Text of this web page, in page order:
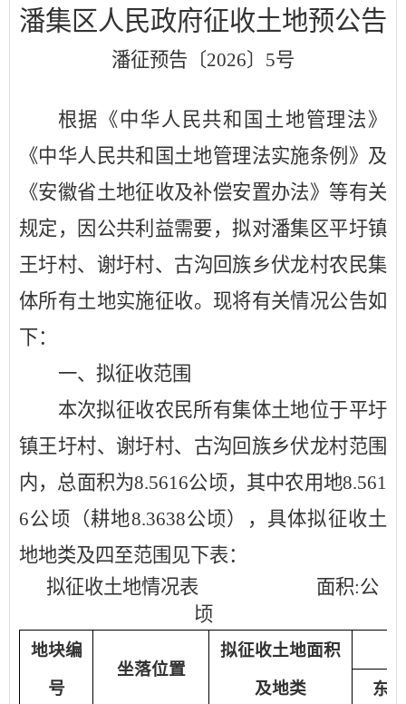
潘集区人民政府征收土地预公告
潘征预告〔2026〕5号
根据《中华人民共和国土地管理法》
《中华人民共和国土地管理法实施条例》 及
《安徽省土地征收及补偿安置办法》等有关
规定，因公共利益需要，拟对潘集区平圩镇
王圩村、 谢圩村、古沟回族乡伏龙村农民集
体所有土地实施征收。现将有关情况公告如
下：
一、 拟征收范围
本次拟征收农民所有集体土地位于平圩
镇王圩村、 谢圩村、古沟回族乡伏龙村范围
内， 总面积为8.5616公顷，其中农用地8.561
6公顷（耕地8.3638公顷）， 具体拟征收土
地地类及四至范围见下表：
拟征收土地情况表
面积:公
顷
地块编
号
坐落位置
拟征收土地面积
及地类
东至